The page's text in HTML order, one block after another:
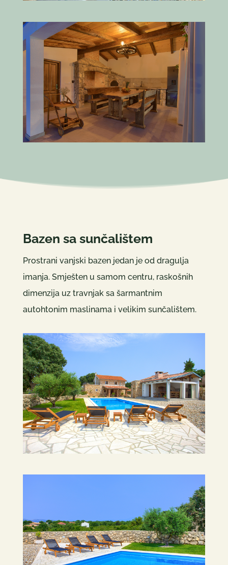
Bazen sa sunčalištem
Prostrani vanjski bazen jedan je od dragulja
imanja. Smješten u samom centru, raskošnih
dimenzija uz travnjak sa šarmantnim
autohtonim maslinama i velikim sunčalištem.